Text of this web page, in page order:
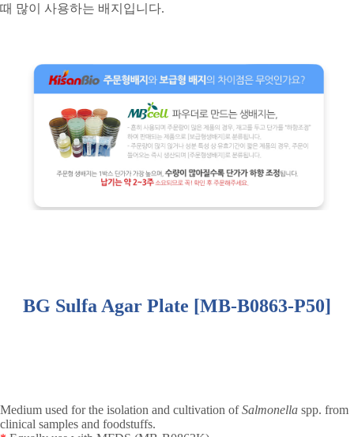
때 많이 사용하는 배지입니다.
BG Sulfa Agar Plate [MB-B0863-P50]
Medium used for the isolation and cultivation ofSalmonella spp. from
clinical samples and foodstuffs.